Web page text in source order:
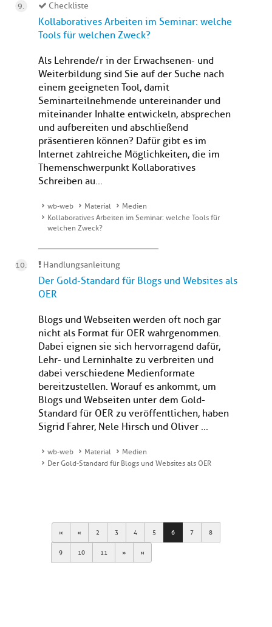
Checkliste
Kollaboratives Arbeiten im Seminar: welche
Tools für welchen Zweck?
Als Lehrende/r in der Erwachsenen- und
Weiterbildung sind Sie auf der Suche nach
einem geeigneten Tool, damit
Seminarteilnehmende untereinander und
miteinander Inhalte entwickeln, absprechen
und aufbereiten und abschließend
präsentieren können? Dafür gibt es im
Internet zahlreiche Möglichkeiten, die im
Themenschwerpunkt Kollaboratives
Schreiben au...
wb-web Material
Medien
Kollaboratives Arbeiten im Seminar: welche Tools für
welchen Zweck?
Handlungsanleitung
Der Gold-Standard für Blogs und Websites als
OER
Blogs und Webseiten werden oft noch gar
nicht als Format für OER wahrgenommen.
Dabei eignen sie sich hervorragend dafür,
Lehr- und Lerninhalte zu verbreiten und
dabei verschiedene Medienformate
bereitzustellen. Worauf es ankommt, um
Blogs und Webseiten unter dem Gold-
Standard für OER zu veröffentlichen, haben
Sigrid Fahrer, Nele Hirsch und Oliver ...
wb-web Material
Medien
Der Gold-Standard für Blogs und Websites als OER
First Previous
2 3 4 5 6 7 8
9 10 11 Next Last